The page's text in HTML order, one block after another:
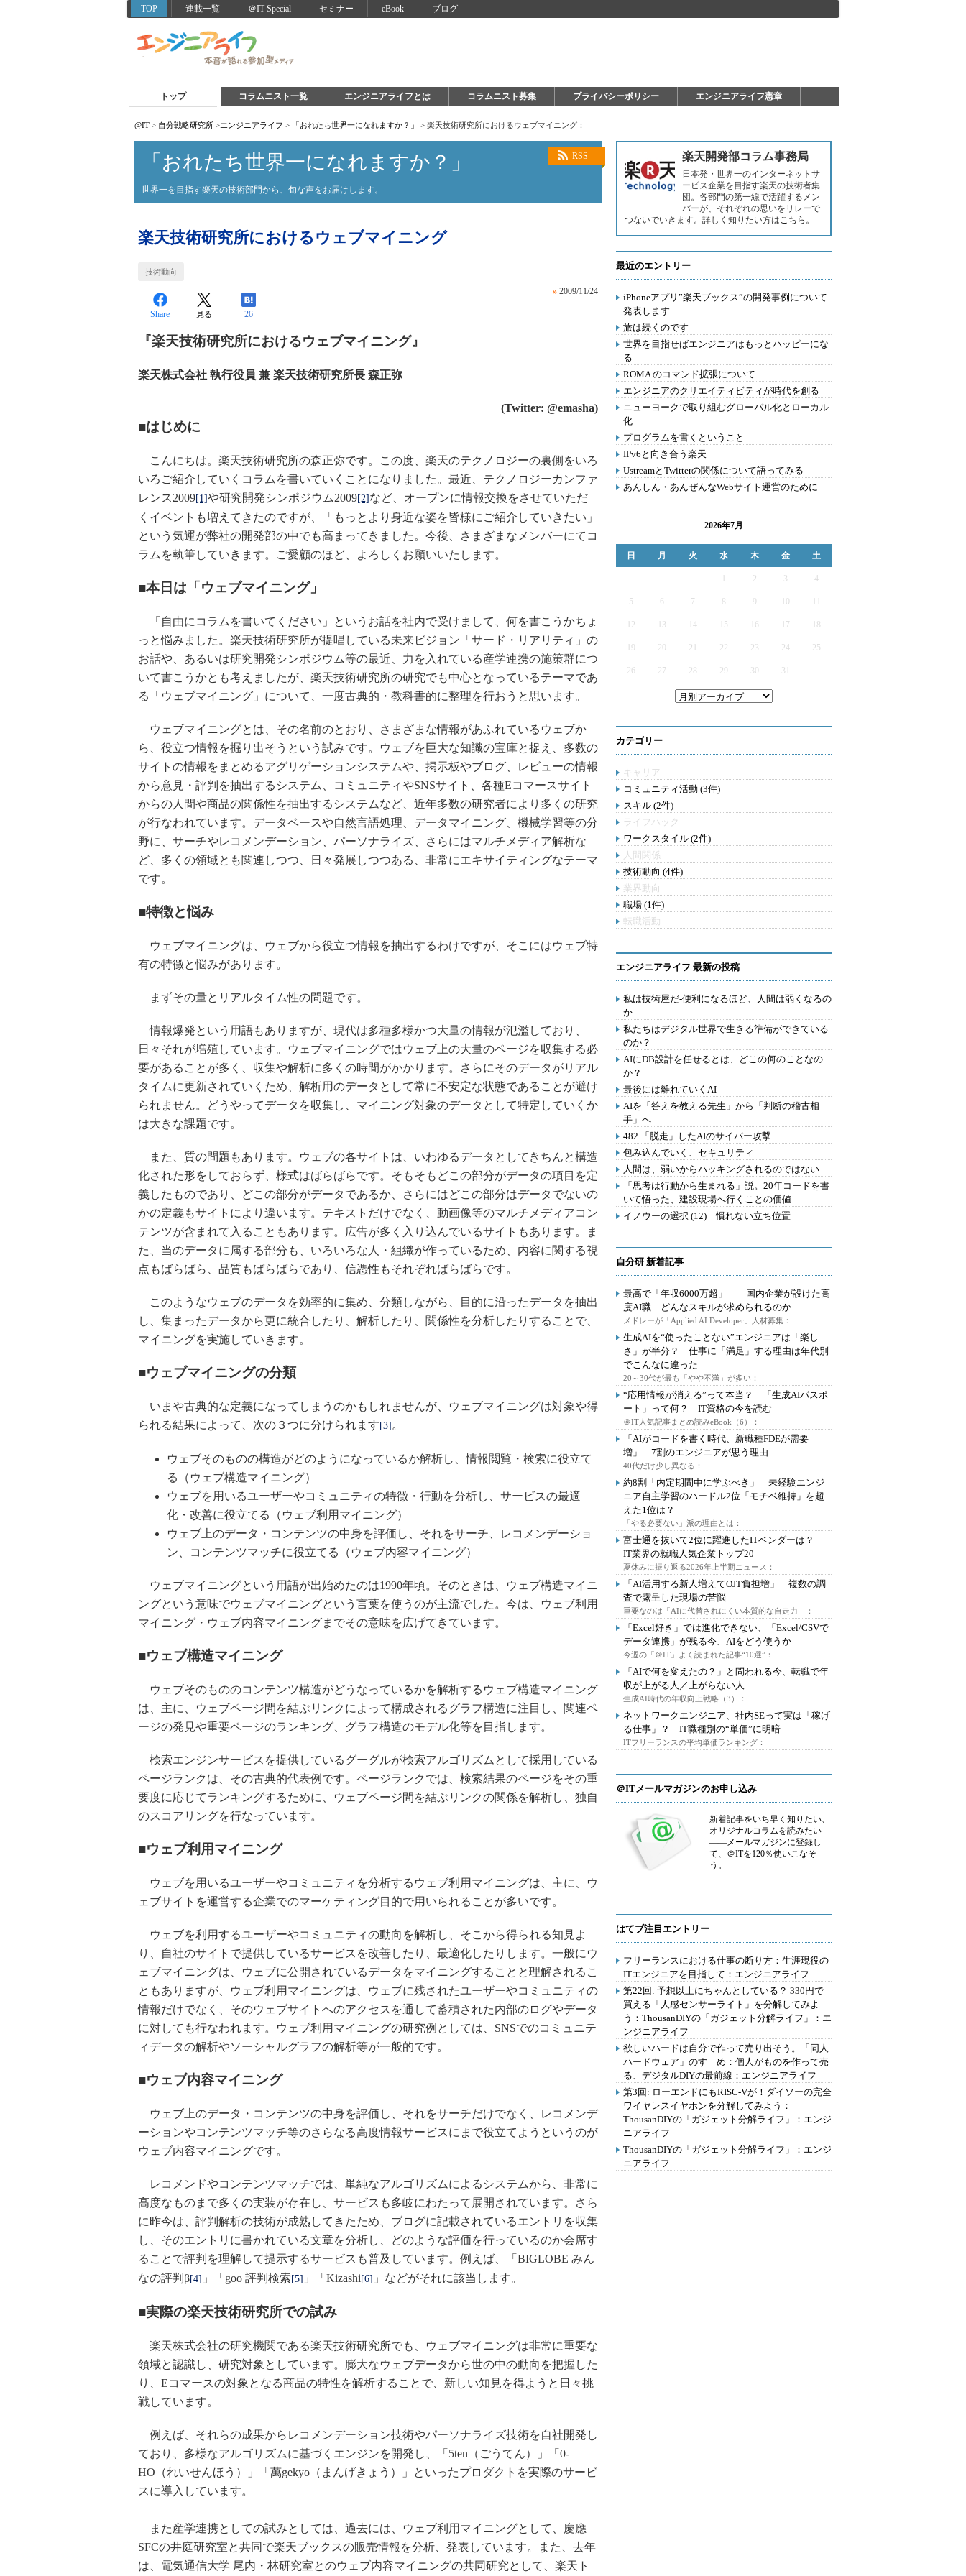
TOP 連載一覧 ＠IT Special セミナー eBook ブログ
トップ コラムニスト一覧 エンジニアライフとは コラムニスト募集 プライバシーポリシー エンジニアライフ憲章
@IT > 自分戦略研究所 >エンジニアライフ > 「おれたち世界一になれますか？」 > 楽天技術研究所におけるウェブマイニング：
RSS
「おれたち世界一になれますか？」
世界一を目指す楽天の技術部門から、旬な声をお届けします。
楽天技術研究所におけるウェブマイニング
技術動向
» 2009/11/24
Share 見る 26
『楽天技術研究所におけるウェブマイニング』
楽天株式会社 執行役員 兼 楽天技術研究所長 森正弥
(Twitter: @emasha)
■はじめに
こんにちは。楽天技術研究所の森正弥です。この度、楽天のテクノロジーの裏側をいろ
いろご紹介していくコラムを書いていくことになりました。最近、テクノロジーカンファ
レンス2009[1]や研究開発シンポジウム2009[2] など、オープンに情報交換をさせていただ
くイベントも増えてきたのですが、「もっとより身近な姿を皆様にご紹介していきたい」
という気運が弊社の開発部の中でも高まってきました。今後、さまざまなメンバーにてコ
ラムを執筆していきます。ご愛顧のほど、よろしくお願いいたします。
■本日は「ウェブマイニング」
「自由にコラムを書いてください」というお話を社内で受けまして、何を書こうかちょ
っと悩みました。楽天技術研究所が提唱している未来ビジョン「サード・リアリティ」の
お話や、あるいは研究開発シンポジウム等の最近、力を入れている産学連携の施策群につ
いて書こうかとも考えましたが、楽天技術研究所の研究でも中心となっているテーマであ
る「ウェブマイニング」について、一度古典的・教科書的に整理を行おうと思います。
ウェブマイニングとは、その名前のとおり、さまざまな情報があふれているウェブか
ら、役立つ情報を掘り出そうという試みです。ウェブを巨大な知識の宝庫と捉え、多数の
サイトの情報をまとめるアグリゲーションシステムや、掲示板やブログ、レビューの情報
から意見・評判を抽出するシステム、コミュニティやSNSサイト、各種Eコマースサイト
からの人間や商品の関係性を抽出するシステムなど、近年多数の研究者により多くの研究
が行なわれています。データベースや自然言語処理、データマイニング、機械学習等の分
野に、サーチやレコメンデーション、パーソナライズ、さらにはマルチメディア解析な
ど、多くの領域とも関連しつつ、日々発展しつつある、非常にエキサイティングなテーマ
です。
■特徴と悩み
ウェブマイニングは、ウェブから役立つ情報を抽出するわけですが、そこにはウェブ特
有の特徴と悩みがあります。
まずその量とリアルタイム性の問題です。
情報爆発という用語もありますが、現代は多種多様かつ大量の情報が氾濫しており、
日々それが増殖しています。ウェブマイニングではウェブ上の大量のページを収集する必
要があることが多く、収集や解析に多くの時間がかかります。さらにそのデータがリアル
タイムに更新されていくため、解析用のデータとして常に不安定な状態であることが避け
られません。どうやってデータを収集し、マイニング対象のデータとして特定していくか
は大きな課題です。
また、質の問題もあります。ウェブの各サイトは、いわゆるデータとしてきちんと構造
化された形をしておらず、様式はばらばらです。そもそもどこの部分がデータの項目を定
義したものであり、どこの部分がデータであるか、さらにはどこの部分はデータでないの
かの定義もサイトにより違います。テキストだけでなく、動画像等のマルチメディアコン
テンツが含まれて入ることもあります。広告が多く入り込んでいるサイトもあります。ま
た、当のデータに属する部分も、いろいろな人・組織が作っているため、内容に関する視
点もばらばら、品質もばらばらであり、信憑性もそれぞればらばらです。
このようなウェブのデータを効率的に集め、分類しながら、目的に沿ったデータを抽出
し、集まったデータから更に統合したり、解析したり、関係性を分析したりすることで、
マイニングを実施していきます。
■ウェブマイニングの分類
いまや古典的な定義になってしまうのかもしれませんが、ウェブマイニングは対象や得
られる結果によって、次の３つに分けられます [3] 。
ウェブそのものの構造がどのようになっているか解析し、情報閲覧・検索に役立て
る（ウェブ構造マイニング）
ウェブを用いるユーザーやコミュニティの特徴・行動を分析し、サービスの最適
化・改善に役立てる（ウェブ利用マイニング）
ウェブ上のデータ・コンテンツの中身を評価し、それをサーチ、レコメンデーショ
ン、コンテンツマッチに役立てる（ウェブ内容マイニング）
ウェブマイニングという用語が出始めたのは1990年頃。そのときは、ウェブ構造マイニ
ングという意味でウェブマイニングという言葉を使うのが主流でした。今は、ウェブ利用
マイニング・ウェブ内容マイニングまでその意味を広げてきています。
■ウェブ構造マイニング
ウェブそのもののコンテンツ構造がどうなっているかを解析するウェブ構造マイニング
は、主に、ウェブページ間を結ぶリンクによって構成されるグラフ構造に注目し、関連ペ
ージの発見や重要ページのランキング、グラフ構造のモデル化等を目指します。
検索エンジンサービスを提供しているグーグルが検索アルゴリズムとして採用している
ページランクは、その古典的代表例です。ページランクでは、検索結果のページをその重
要度に応じてランキングするために、ウェブページ間を結ぶリンクの関係を解析し、独自
のスコアリングを行なっています。
■ウェブ利用マイニング
ウェブを用いるユーザーやコミュニティを分析するウェブ利用マイニングは、主に、ウ
ェブサイトを運営する企業でのマーケティング目的で用いられることが多いです。
ウェブを利用するユーザーやコミュニティの動向を解析し、そこから得られる知見よ
り、自社のサイトで提供しているサービスを改善したり、最適化したりします。一般にウ
ェブマイニングは、ウェブに公開されているデータをマイニングすることと理解されるこ
ともありますが、ウェブ利用マイニングは、ウェブに残されたユーザーやコミュニティの
情報だけでなく、そのウェブサイトへのアクセスを通して蓄積された内部のログやデータ
に対しても行なわれます。ウェブ利用マイニングの研究例としては、SNSでのコミュニテ
ィデータの解析やソーシャルグラフの解析等が一般的です。
■ウェブ内容マイニング
ウェブ上のデータ・コンテンツの中身を評価し、それをサーチだけでなく、レコメンデ
ーションやコンテンツマッチ等のさらなる高度情報サービスにまで役立てようというのが
ウェブ内容マイニングです。
レコメンドやコンテンツマッチでは、単純なアルゴリズムによるシステムから、非常に
高度なものまで多くの実装が存在し、サービスも多岐にわたって展開されています。さら
に昨今は、評判解析の技術が成熟してきたため、ブログに記載されているエントリを収集
し、そのエントリに書かれている文章を分析し、どのような評価を行っているのか会席す
ることで評判を理解して提示するサービスも普及しています。例えば、「BIGLOBE みん
なの評判β[4] 」「 goo 評判検索 [5] 」「 Kizashi [6] 」などがそれに該当します。
■実際の楽天技術研究所での試み
楽天株式会社の研究機関である楽天技術研究所でも、ウェブマイニングは非常に重要な
領域と認識し、研究対象としています。膨大なウェブデータから世の中の動向を把握した
り、Eコマースの対象となる商品の特性を解析することで、新しい知見を得ようと日々挑
戦しています。
例えば、それらの成果からレコメンデーション技術やパーソナライズ技術を自社開発し
ており、多様なアルゴリズムに基づくエンジンを開発し、「5ten（ごうてん）」「0-
HO（れいせんほう）」「萬gekyo（まんげきょう）」といったプロダクトを実際のサービ
スに導入しています。
また産学連携としての試みとしては、過去には、ウェブ利用マイニングとして、慶應
SFCの井庭研究室と共同で楽天ブックスの販売情報を分析、発表しています。また、去年
は、電気通信大学 尾内・林研究室とのウェブ内容マイニングの共同研究として、楽天ト
楽天開発部コラム事務局
日本発・世界一のインターネットサ
ービス企業を目指す楽天の技術者集
団。各部門の第一線で活躍するメン
バーが、それぞれの思いをリレーで
つないでいきます。詳しく知りたい方はこちら 。
最近のエントリー
iPhoneアプリ”楽天ブックス”の開発事例について
発表します
旅は続くのです
世界を目指せばエンジニアはもっとハッピーにな
る
ROMA のコマンド拡張について
エンジニアのクリエイティビティが時代を創る
ニューヨークで取り組むグローバル化とローカル
化
プログラムを書くということ
IPv6と向き合う楽天
UstreamとTwitterの関係について語ってみる
あんしん・あんぜんなWebサイト運営のために
2026年7月
日 月 火 水 木 金 土
2 3 4
5 6 7 9
12 13 14 15 16 17
19 20 21 22 23 24 25
26 27 28 29 30 31
カテゴリー
キャリア
コミュニティ活動 (3件)
スキル (2件)
ライフハック
ワークスタイル (2件)
人間関係
技術動向 (4件)
業界動向
職場 (1件)
転職活動
エンジニアライフ 最新の投稿
私は技術屋だ-便利になるほど、人間は弱くなるの
か
私たちはデジタル世界で生きる準備ができている
のか？
AIにDB設計を任せるとは、どこの何のことなの
か？
最後には離れていくAI
AIを「答えを教える先生」から「判断の稽古相
手」へ
482.「脱走」したAIのサイバー攻撃
包み込んでいく、セキュリティ
人間は、弱いからハッキングされるのではない
「思考は行動から生まれる」説。20年コードを書
いて悟った、建設現場へ行くことの価値
イノウーの選択 (12) 慣れない立ち位置
自分研 新着記事
最高で「年収6000万超」――国内企業が設けた高
度AI職 どんなスキルが求められるのか
メドレーが「Applied AI Developer」人材募集：
生成AIを“使ったことない”エンジニアは「楽し
さ」が半分？ 仕事に「満足」する理由は年代別
でこんなに違った
20～30代が最も「やや不満」が多い：
“応用情報が消える”って本当？ 「生成AIパスポ
ート」って何？ IT資格の今を読む
＠IT人気記事まとめ読みeBook（6）：
「AIがコードを書く時代、新職種FDEが需要
増」 7割のエンジニアが思う理由
40代だけ少し異なる：
約8割「内定期間中に学ぶべき」 未経験エンジ
ニア自主学習のハードル2位「モチベ維持」を超
えた1位は？
「やる必要ない」派の理由とは：
富士通を抜いて2位に躍進したITベンダーは？
IT業界の就職人気企業トップ20
夏休みに振り返る2026年上半期ニュース：
「AI活用する新人増えてOJT負担増」 複数の調
査で露呈した現場の苦悩
重要なのは「AIに代替されにくい本質的な自走力」：
「Excel好き」では進化できない、「Excel/CSVで
データ連携」が残る今、AIをどう使うか
今週の「＠IT」よく読まれた記事“10選”：
「AIで何を変えたの？」と問われる今、転職で年
収が上がる人／上がらない人
生成AI時代の年収向上戦略（3）：
ネットワークエンジニア、社内SEって実は「稼げ
る仕事」？ IT職種別の“単価”に明暗
ITフリーランスの平均単価ランキング：
＠ITメールマガジンのお申し込み
新着記事をいち早く知りたい、
オリジナルコラムを読みたい
――メールマガジンに登録し
て、＠ITを120％使いこなそ
う。
はてブ注目エントリー
フリーランスにおける仕事の断り方：生涯現役の
ITエンジニアを目指して：エンジニアライフ
第22回: 予想以上にちゃんとしている？ 330円で
買える「人感センサーライト」を分解してみよ
う：ThousanDIYの「ガジェット分解ライフ」：エ
ンジニアライフ
欲しいハードは自分で作って売り出そう。「同人
ハードウェア」のすゝめ：個人がものを作って売
る、デジタルDIYの最前線：エンジニアライフ
第3回: ローエンドにもRISC-Vが！ダイソーの完全
ワイヤレスイヤホンを分解してみよう：
ThousanDIYの「ガジェット分解ライフ」：エンジ
ニアライフ
ThousanDIYの「ガジェット分解ライフ」：エンジ
ニアライフ